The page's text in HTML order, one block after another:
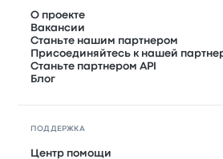
О проекте
Вакансии
Станьте нашим партнером
Присоединяйтесь к нашей
Станьте партнером API
Блог
ПОДДЕРЖКА
Центр помощи